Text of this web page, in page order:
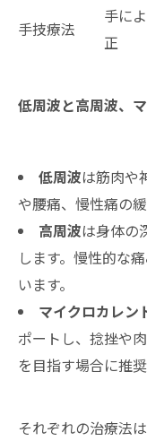
手技療法
手に
正
低周波と高周波、
低周波は筋肉や
や腰痛、慢性痛の
高周波は身体の
します。慢性的な
います。
マイクロカレン
ポートし、捻挫や
を目指す場合に推奨
それぞれの治療法